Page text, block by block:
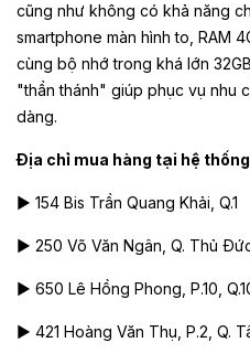
cũng như không có khả năng
smartphone màn hình to, RAM
cùng bộ nhớ trong khá lớn
"thần thánh" giúp phục vụ nhu
dàng.
Địa chỉ mua hàng tại hệ
► 154 Bis Trần Quang Khải, Q.1
► 250 Võ Văn Ngân, Q. Thủ
► 650 Lê Hồng Phong, P.10,
► 421 Hoàng Văn Thụ, P.2, Q.